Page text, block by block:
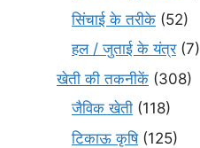
सिंचाई के तरीके (52)
हल / जुताई के यंत्र(7)
खेती की तकनीकें (308)
जैविक खेती (118)
टिकाऊ कृषि(125)